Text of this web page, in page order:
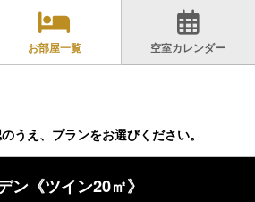
お部屋一覧 空室カレンダー
うえ、プランをお選びください。
ン《ツイン20㎡》